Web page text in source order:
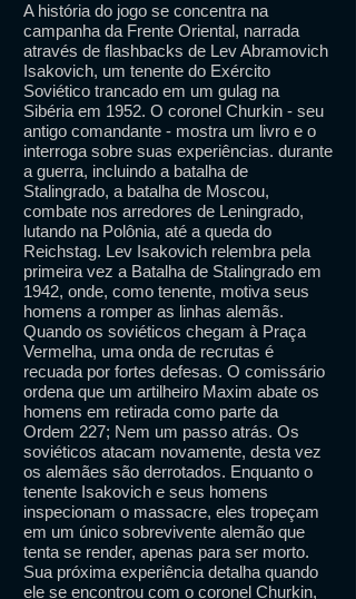
A história do jogo se concentra na
campanha da Frente Oriental, narrada
através de flashbacks de Lev Abramovich
Isakovich, um tenente do Exército
Soviético trancado em um gulag na
Sibéria em 1952. O coronel Churkin - seu
antigo comandante - mostra um livro e o
interroga sobre suas experiências. durante
a guerra, incluindo a batalha de
Stalingrado, a batalha de Moscou,
combate nos arredores de Leningrado,
lutando na Polônia, até a queda do
Reichstag. Lev Isakovich relembra pela
primeira vez a Batalha de Stalingrado em
1942, onde, como tenente, motiva seus
homens a romper as linhas alemãs.
Quando os soviéticos chegam à Praça
Vermelha, uma onda de recrutas é
recuada por fortes defesas. O comissário
ordena que um artilheiro Maxim abate os
homens em retirada como parte da
Ordem 227; Nem um passo atrás. Os
soviéticos atacam novamente, desta vez
os alemães são derrotados. Enquanto o
tenente Isakovich e seus homens
inspecionam o massacre, eles tropeçam
em um único sobrevivente alemão que
tenta se render, apenas para ser morto.
Sua próxima experiência detalha quando
ele se encontrou com o coronel Churkin,